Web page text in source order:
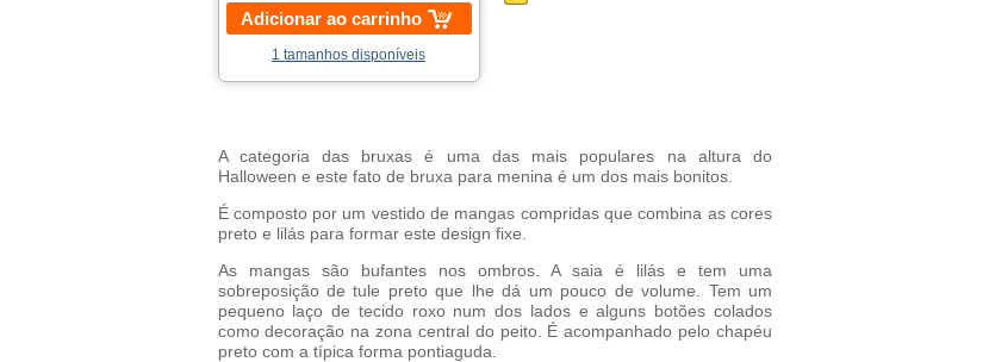
Adicionar ao carrinho
1 tamanhos disponíveis
A categoria das bruxas é uma das mais populares na altura do
Halloween e este fato de bruxa para menina é um dos mais bonitos.
É composto por um vestido de mangas compridas que combina as cores
preto e lilás para formar este design fixe.
As mangas são bufantes nos ombros. A saia é lilás e tem uma
sobreposição de tule preto que lhe dá um pouco de volume. Tem um
pequeno laço de tecido roxo num dos lados e alguns botões colados
como decoração na zona central do peito. É acompanhado pelo chapéu
preto com a típica forma pontiaguda.